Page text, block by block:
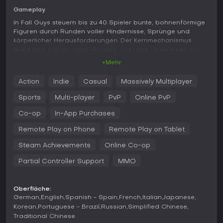
Gameplay
In Fall Guys steuern bis zu 40 Spieler bunte, bohnenförmige
Figuren durch Runden voller Hindernisse, Sprünge und
körperlicher Herausforderungen. Der Kernmechanismus
Anpassungsmöglichkeiten sind zentral: Wählt Farben, Muster
und Kostüme für eure Bohne aus, während Emotes und
Spiel unterstützt Cross-Play über Plattformen hinweg,
kinderleicht sind.
Neben dem Standardmodus erlaubt Fall Guys Creative,
Construction Crew zu bauen und online zu teilen. Partien
zu raschen K.o.s und halten die Sessions unvorhersehbar
und unbeschwert.
Spielmodi
+Mehr
Action Indie Casual Massively Multiplayer
Sports Multi-player PvP Online PvP
Co-op In-App Purchases
Remote Play on Phone Remote Play on Tablet
Steam Achievements Online Co-op
Partial Controller Support MMO
Oberfläche:
German English Spanish - Spain French Italian Japanese
Korean Portuguese - Brazil Russian Simplified Chinese
Traditional Chinese